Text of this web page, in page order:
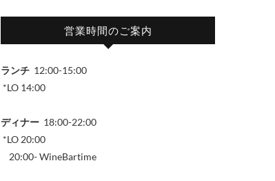
営業時間のご案内
ランチ 12:00-15:00
*LO 14:00
ディナー 18:00-22:00
*LO 20:00
20:00- WineBartime